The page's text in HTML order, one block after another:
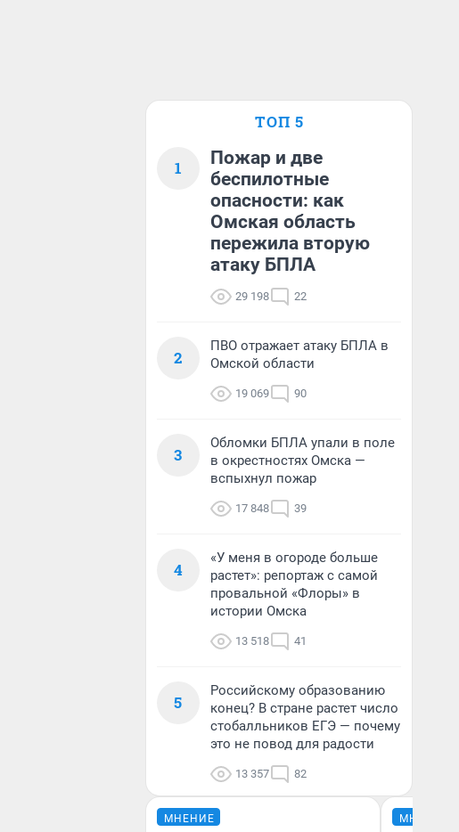
ТОП 5
1
Пожар и две
беспилотные
опасности: как
Омская область
пережила вторую
атаку БПЛА
29 198 22
2
ПВО отражает атаку БПЛА в
Омской области
19 069 90
3
Обломки БПЛА упали в поле
в окрестностях Омска —
вспыхнул пожар
17 848 39
4
«У меня в огороде больше
растет»: репортаж с самой
провальной «Флоры» в
истории Омска
13 518 41
5
Российскому образованию
конец? В стране растет число
стобалльников ЕГЭ — почему
это не повод для радости
13 357 82
МНЕНИЕ МНЕНИЕ